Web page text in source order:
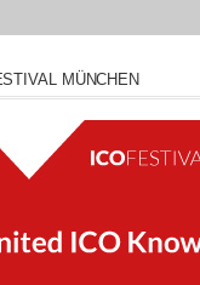
MÜNCHEN